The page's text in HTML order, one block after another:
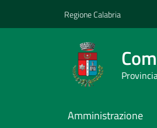
Regione Calabria
Amministrazione